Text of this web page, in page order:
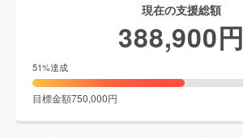
現在の支援総額
388,900円
51%達成
目標金額750,000円